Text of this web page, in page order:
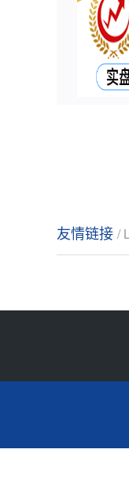
友情链接 /